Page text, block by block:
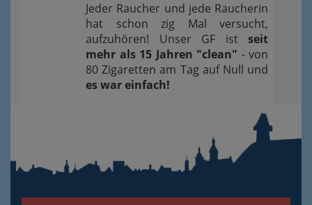
Jeder Raucher und jede Raucherin
hat schon zig Mal versucht,
aufzuhören! Unser GF ist seit
mehr als 15 Jahren "clean" - von
80 Zigaretten am Tag auf Null und
es war einfach!